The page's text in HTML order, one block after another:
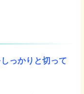
っかりと切って